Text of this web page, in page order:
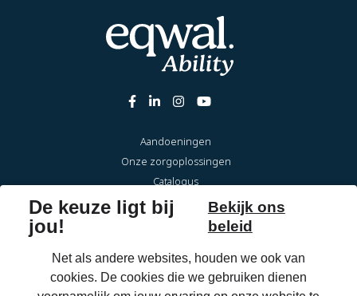
Aandoeningen
Onze zorgoplossingen
Catalogus
Over Eqwal Ability
Veelgestelde vragen
Voor zorgprofessionals